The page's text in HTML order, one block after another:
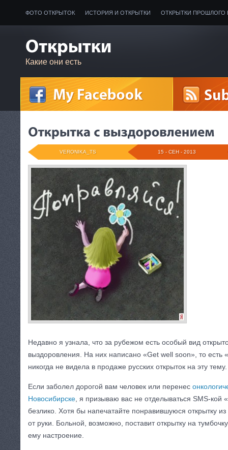
ФОТО ОТКРЫТОК ИСТОРИЯ И ОТКРЫТКИ ОТКРЫТКИ ПРОШЛОГО
Какие они есть
15 - СЕН - 2013
VERONIKA_TS
Недавно я узнала, что за рубежом есть особый вид
выздоровления. На них написано «Get well soon», то есть
никогда не видела в продаже русских открыток на эту тему.
Если заболел дорогой вам человек или перенес
Новосибирске , я призываю вас не отделываться SMS-кой
безлико. Хотя бы напечатайте понравившуюся открытку
от руки. Больной, возможно, поставит открытку на
ему настроение.